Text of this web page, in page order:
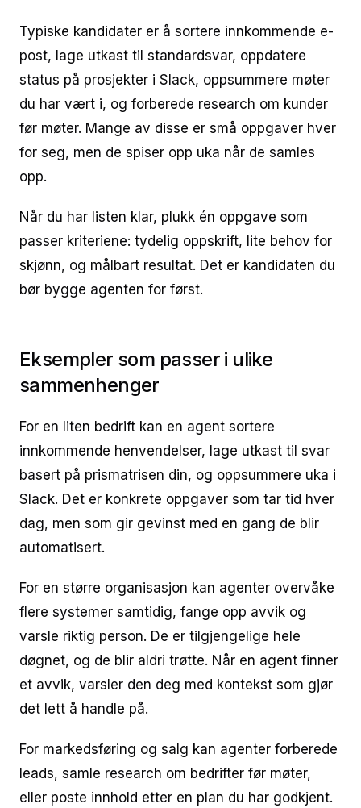
Typiske kandidater er å sortere innkommende e-
post, lage utkast til standardsvar, oppdatere
status på prosjekter i Slack, oppsummere møter
du har vært i, og forberede research om kunder
før møter. Mange av disse er små oppgaver hver
for seg, men de spiser opp uka når de samles
opp.
Når du har listen klar, plukk én oppgave som
passer kriteriene: tydelig oppskrift, lite behov for
skjønn, og målbart resultat. Det er kandidaten du
bør bygge agenten for først.
Eksempler som passer i ulike
sammenhenger
For en liten bedrift kan en agent sortere
innkommende henvendelser, lage utkast til svar
basert på prismatrisen din, og oppsummere uka i
Slack. Det er konkrete oppgaver som tar tid hver
dag, men som gir gevinst med en gang de blir
automatisert.
For en større organisasjon kan agenter overvåke
flere systemer samtidig, fange opp avvik og
varsle riktig person. De er tilgjengelige hele
døgnet, og de blir aldri trøtte. Når en agent finner
et avvik, varsler den deg med kontekst som gjør
det lett å handle på.
For markedsføring og salg kan agenter forberede
leads, samle research om bedrifter før møter,
eller poste innhold etter en plan du har godkjent.